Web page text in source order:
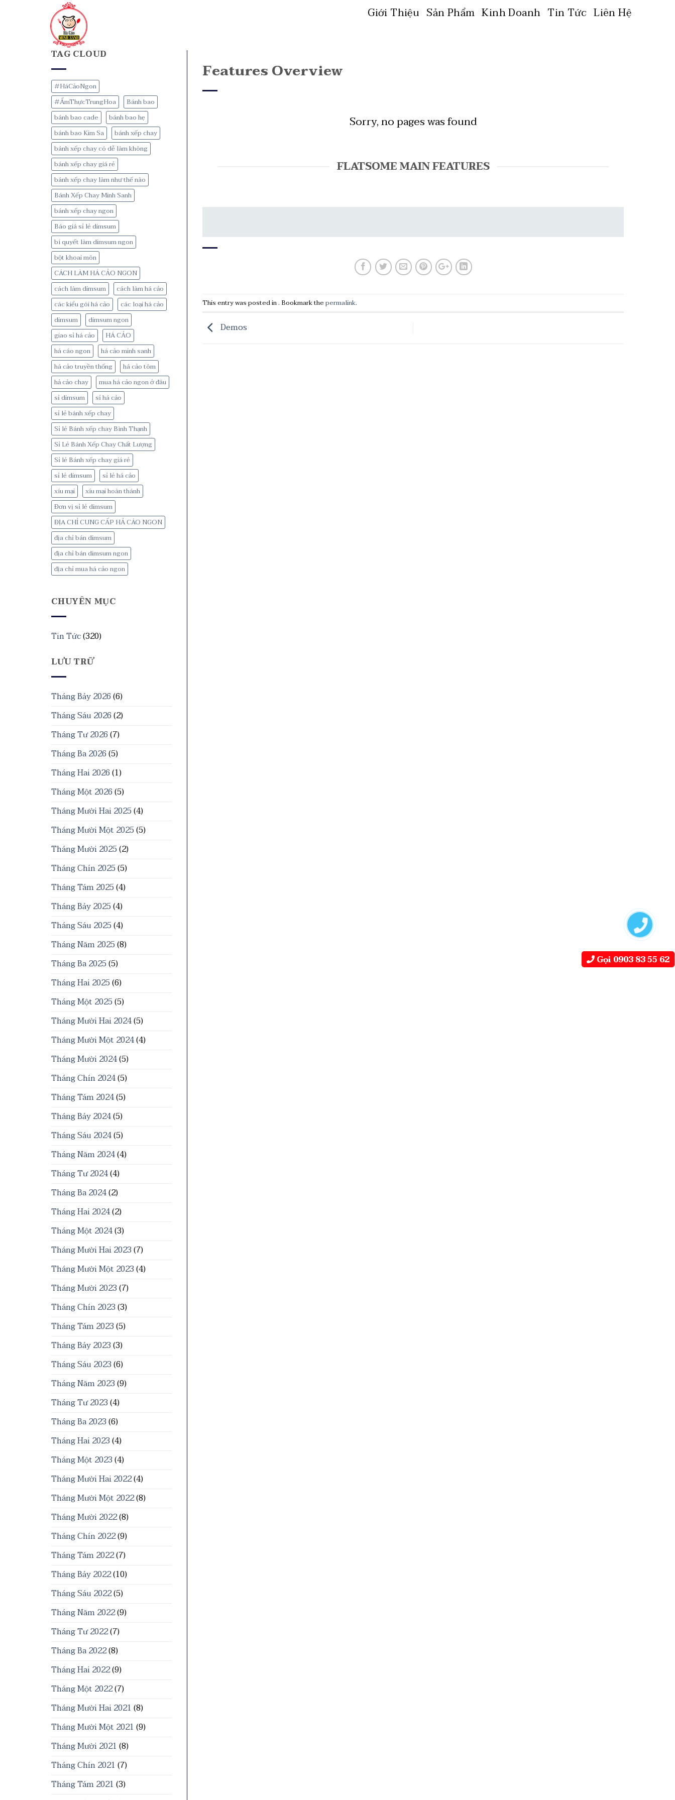
Giới Thiệu Sản Phẩm Kinh Doanh Tin Tức Liên Hệ
TAG CLOUD
#HáCảoNgon
#ẨmThựcTrungHoa
Bánh bao
bánh bao cade
bánh bao hẹ
bánh bao Kim Sa
bánh xếp chay
bánh xếp chay có dễ làm không
bánh xếp chay giá rẻ
bánh xếp chay làm như thế nào
Bánh Xếp Chay Minh Sanh
bánh xếp chay ngon
Báo giá sỉ lẻ dimsum
bí quyết làm dimsum ngon
bột khoai môn
CÁCH LÀM HÁ CẢO NGON
cách làm dimsum
cách làm há cảo
các kiểu gói há cảo
các loại há cảo
dimsum
dimsum ngon
giao sỉ há cảo
HÁ CẢO
há cáo ngon
há cảo minh sanh
há cảo truyền thống
há cảo tôm
hả cảo chay
mua há cảo ngon ở đâu
sỉ dimsum
sỉ há cảo
sỉ lẻ bánh xếp chay
Sỉ lẻ Bánh xếp chay Bình Thạnh
Sỉ Lẻ Bánh Xếp Chay Chất Lượng
Sỉ lẻ Bánh xếp chay giá rẻ
sỉ lẻ dimsum
sỉ lẻ há cảo
xíu mại
xíu mại hoàn thánh
Đơn vị sỉ lẻ dimsum
ĐỊA CHỈ CUNG CẤP HẢ CÁO NGON
địa chỉ bán dimsum
địa chỉ bán dimsum ngon
địa chỉ mua há cảo ngon
CHUYÊN MỤC
Tin Tức(320)
LƯU TRỮ
Tháng Bảy 2026(6)
Tháng Sáu 2026(2)
Tháng Tư 2026(7)
Tháng Ba 2026(5)
Tháng Hai 2026(1)
Tháng Một 2026(5)
Tháng Mười Hai 2025(4)
Tháng Mười Một 2025(5)
Tháng Mười 2025(2)
Tháng Chín 2025(5)
Tháng Tám 2025(4)
Tháng Bảy 2025(4)
Tháng Sáu 2025(4)
Tháng Năm 2025(8)
Tháng Ba 2025(5)
Tháng Hai 2025(6)
Tháng Một 2025(5)
Tháng Mười Hai 2024(5)
Tháng Mười Một 2024(4)
Tháng Mười 2024(5)
Tháng Chín 2024(5)
Tháng Tám 2024(5)
Tháng Bảy 2024(5)
Tháng Sáu 2024(5)
Tháng Năm 2024(4)
Tháng Tư 2024(4)
Tháng Ba 2024(2)
Tháng Hai 2024(2)
Tháng Một 2024(3)
Tháng Mười Hai 2023(7)
Tháng Mười Một 2023(4)
Tháng Mười 2023(7)
Tháng Chín 2023(3)
Tháng Tám 2023(5)
Tháng Bảy 2023(3)
Tháng Sáu 2023(6)
Tháng Năm 2023(9)
Tháng Tư 2023(4)
Tháng Ba 2023(6)
Tháng Hai 2023(4)
Tháng Một 2023(4)
Tháng Mười Hai 2022(4)
Tháng Mười Một 2022(8)
Tháng Mười 2022(8)
Tháng Chín 2022(9)
Tháng Tám 2022(7)
Tháng Bảy 2022(10)
Tháng Sáu 2022(5)
Tháng Năm 2022(9)
Tháng Tư 2022(7)
Tháng Ba 2022(8)
Tháng Hai 2022(9)
Tháng Một 2022(7)
Tháng Mười Hai 2021 (8)
Tháng Mười Một 2021 (9)
Tháng Mười 2021 (8)
Tháng Chín 2021 (7)
Tháng Tám 2021 (3)
Features Overview
Sorry, no pages was found
FLATSOME MAIN FEATURES
This entry was posted in . Bookmark thepermalink.
Demos
Gọi 0903 83 55 62